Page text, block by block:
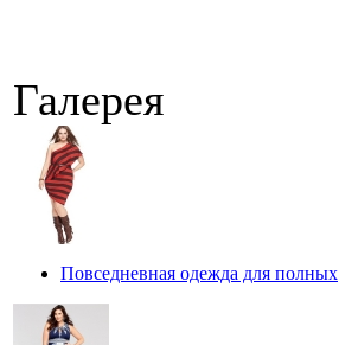
Галерея
Повседневная одежда для полных